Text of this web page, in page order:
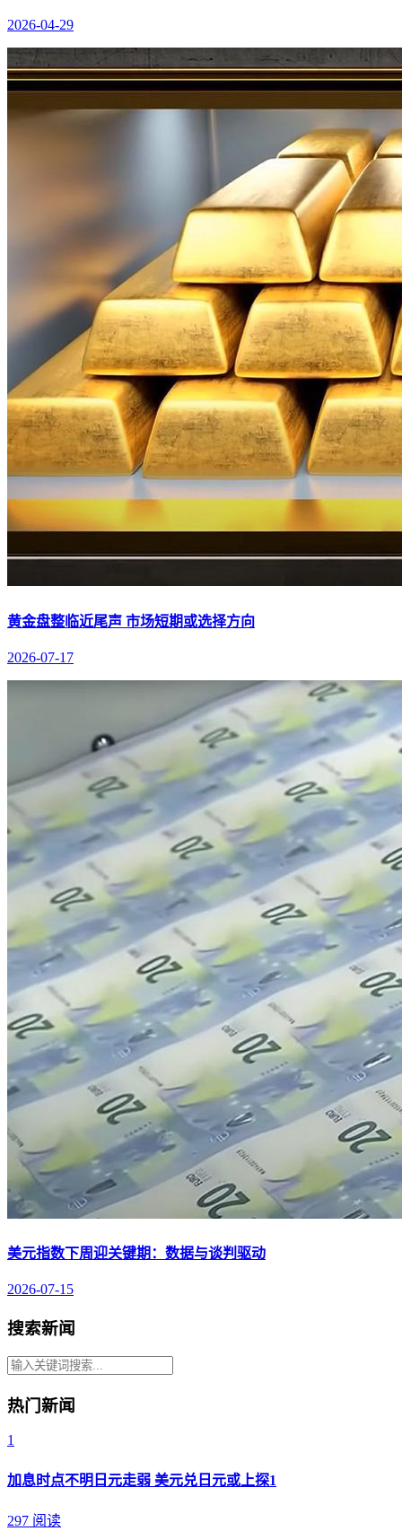
2026-04-29
黄金盘整临近尾声 市场短期或选择方向
2026-07-17
美元指数下周迎关键期：数据与谈判驱动
2026-07-15
搜索新闻
热门新闻
1
加息时点不明日元走弱 美元兑日元或上探1
297 阅读